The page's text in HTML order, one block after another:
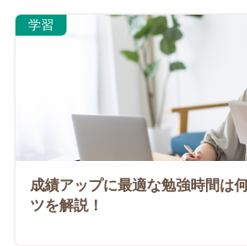
成績アップに最適な勉強時間は
ツを解説！
学習